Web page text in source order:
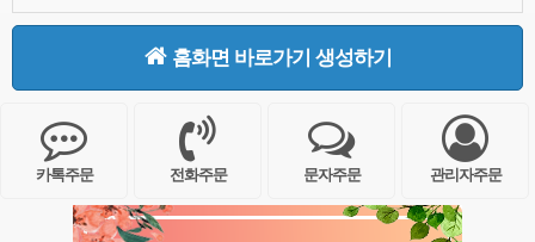
홈화면 바로가기 생성하기
카톡주문 전화주문 문자주문 관리자주문